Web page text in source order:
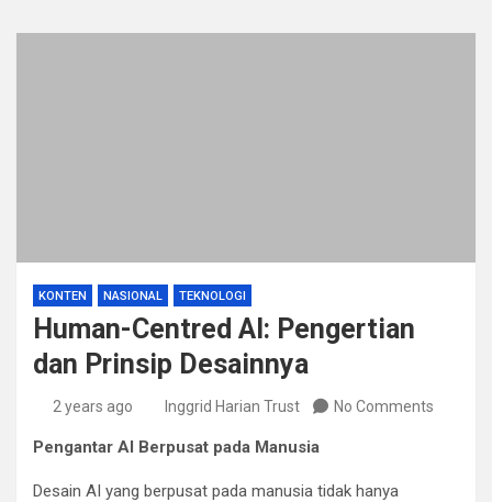
KONTEN NASIONAL TEKNOLOGI
Human-Centred AI: Pengertian
dan Prinsip Desainnya
2 years ago Inggrid Harian Trust No Comments
Pengantar AI Berpusat pada Manusia
Desain AI yang berpusat pada manusia tidak hanya